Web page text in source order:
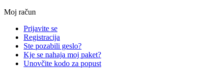
Moj račun
Prijavite se
Registracija
Ste pozabili geslo?
Kje se nahaja moj paket?
Unovčite kodo za popust